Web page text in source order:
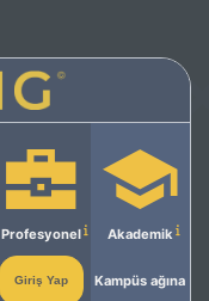
Profesyonel
Giriş Yap
Akademik
Kampüs ağına